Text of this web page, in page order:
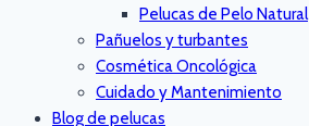
Pelucas de Pelo Natural
Pañuelos y turbantes
Cosmética Oncológica
Cuidado y Mantenimiento
Blog de pelucas